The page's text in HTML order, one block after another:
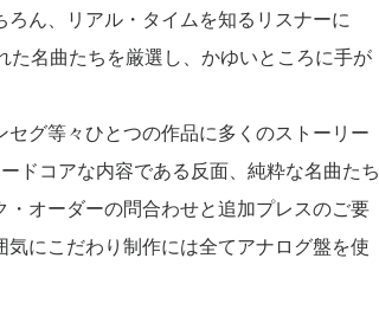
ん、リアル・タイムを知るリスナーに
た名曲たちを厳選し、かゆいところに手が
グ等々ひとつの作品に多くのストーリー
ドコアな内容である反面、純粋な名曲たち
オーダーの問合わせと追加プレスのご要
にこだわり制作には全てアナログ盤を使